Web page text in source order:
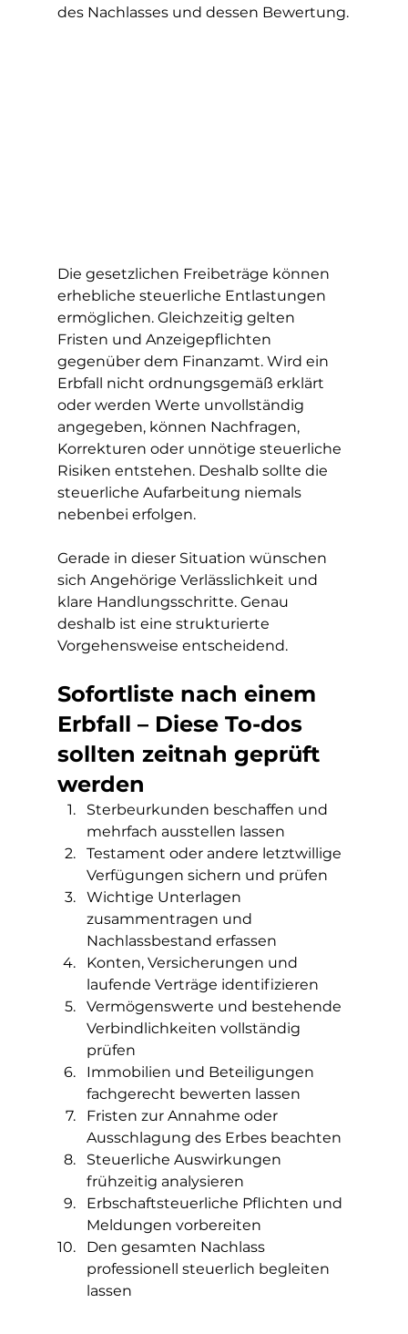
des Nachlasses und dessen Bewertung.
Die gesetzlichen Freibeträge können
erhebliche steuerliche Entlastungen
ermöglichen. Gleichzeitig gelten
Fristen und Anzeigepflichten
gegenüber dem Finanzamt. Wird ein
Erbfall nicht ordnungsgemäß erklärt
oder werden Werte unvollständig
angegeben, können Nachfragen,
Korrekturen oder unnötige steuerliche
Risiken entstehen. Deshalb sollte die
steuerliche Aufarbeitung niemals
nebenbei erfolgen.
Gerade in dieser Situation wünschen
sich Angehörige Verlässlichkeit und
klare Handlungsschritte. Genau
deshalb ist eine strukturierte
Vorgehensweise entscheidend.
Sofortliste nach einem
Erbfall – Diese To-dos
sollten zeitnah geprüft
werden
Sterbeurkunden beschaffen und
mehrfach ausstellen lassen
Testament oder andere letztwillige
Verfügungen sichern und prüfen
Wichtige Unterlagen
zusammentragen und
Nachlassbestand erfassen
Konten, Versicherungen und
laufende Verträge identifizieren
Vermögenswerte und bestehende
Verbindlichkeiten vollständig
prüfen
Immobilien und Beteiligungen
fachgerecht bewerten lassen
Fristen zur Annahme oder
Ausschlagung des Erbes beachten
Steuerliche Auswirkungen
frühzeitig analysieren
Erbschaftsteuerliche Pflichten und
Meldungen vorbereiten
Den gesamten Nachlass
professionell steuerlich begleiten
lassen